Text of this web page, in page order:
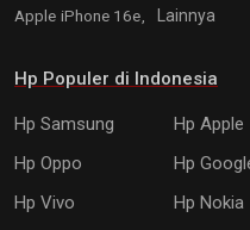
Apple iPhone 16e,
Lainnya
Hp Populer di Indonesia
Hp Samsung Hp Apple
Hp Oppo
Hp
Hp Vivo
Hp Nokia